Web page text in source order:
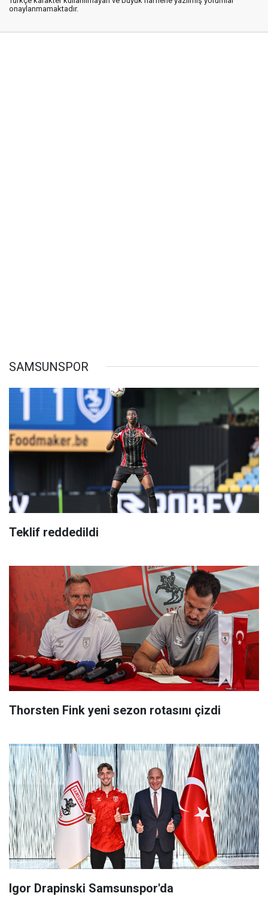
onaylanmamaktadır.
SAMSUNSPOR
Teklif reddedildi
Thorsten Fink yeni sezon rotasını çizdi
Igor Drapinski Samsunspor'da